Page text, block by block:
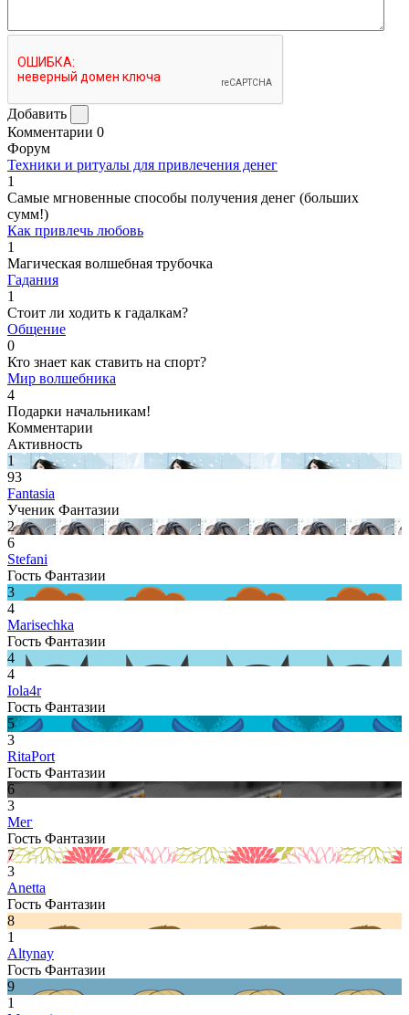
Добавить
Комментарии 0
Форум
Техники и ритуалы для привлечения денег
1
Самые мгновенные способы получения денег (больших
сумм!)
Как привлечь любовь
1
Магическая волшебная трубочка
Гадания
1
Стоит ли ходить к гадалкам?
Общение
0
Кто знает как ставить на спорт?
Мир волшебника
4
Подарки начальникам!
Комментарии
Активность
1
93
Fantasia
Ученик Фантазии
2
6
Stefani
Гость Фантазии
3
4
Marisechka
Гость Фантазии
4
4
Iola4r
Гость Фантазии
5
3
RitaPort
Гость Фантазии
6
3
Мег
Гость Фантазии
7
3
Anetta
Гость Фантазии
8
1
Altynay
Гость Фантазии
9
1